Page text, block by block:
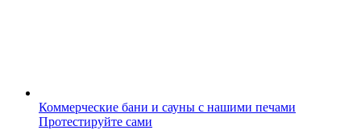
Коммерческие бани и сауны с нашими печами
Протестируйте сами